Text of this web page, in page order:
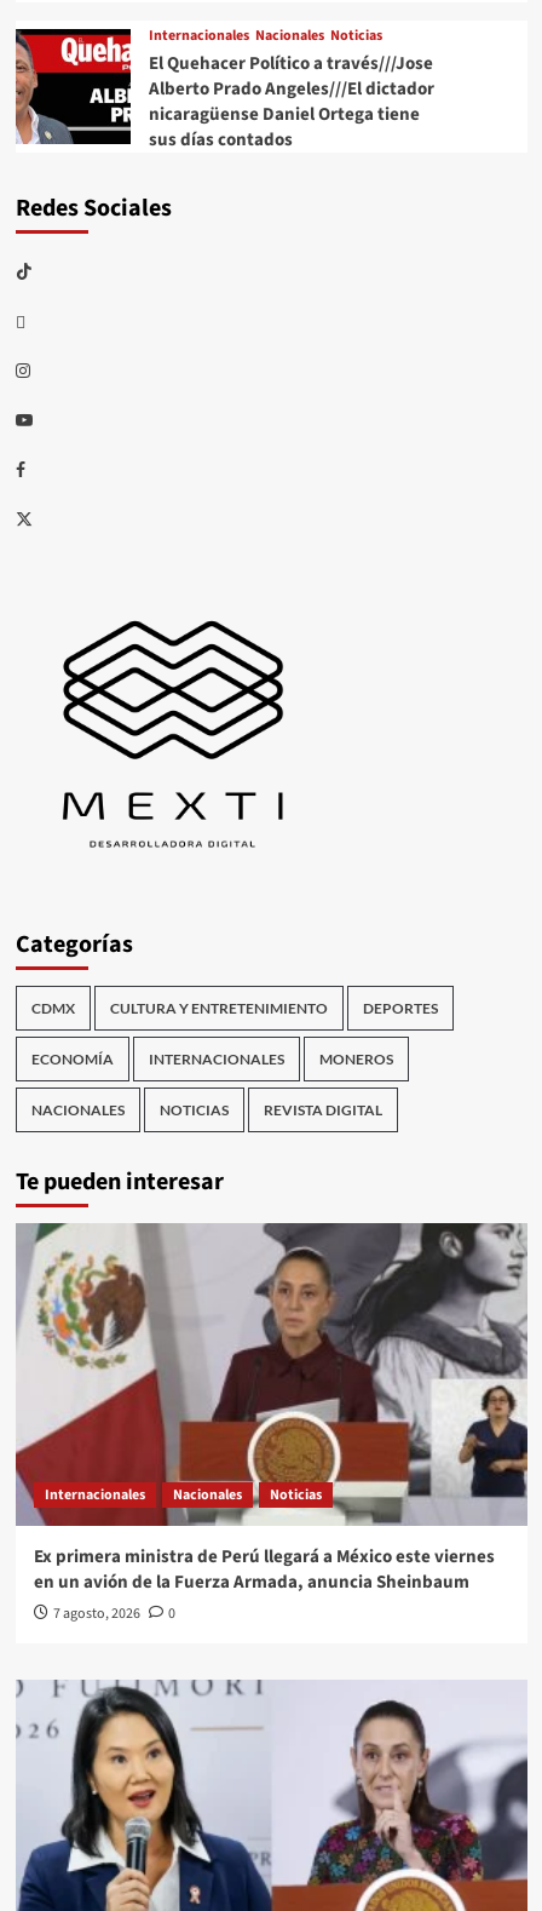
Internacionales Nacionales Noticias
El Quehacer Político a través///Jose
Alberto Prado Angeles///El dictador
nicaragüense Daniel Ortega tiene
sus días contados
Redes Sociales
TikTok
threads
Instagram
Youtube
Facebook
X
Categorías
CDMX CULTURA Y ENTRETENIMIENTO DEPORTES
ECONOMÍA INTERNACIONALES MONEROS
NACIONALES NOTICIAS REVISTA DIGITAL
Te pueden interesar
Internacionales Nacionales Noticias
Ex primera ministra de Perú llegará a México este viernes
en un avión de la Fuerza Armada, anuncia Sheinbaum
7 agosto, 2026 0